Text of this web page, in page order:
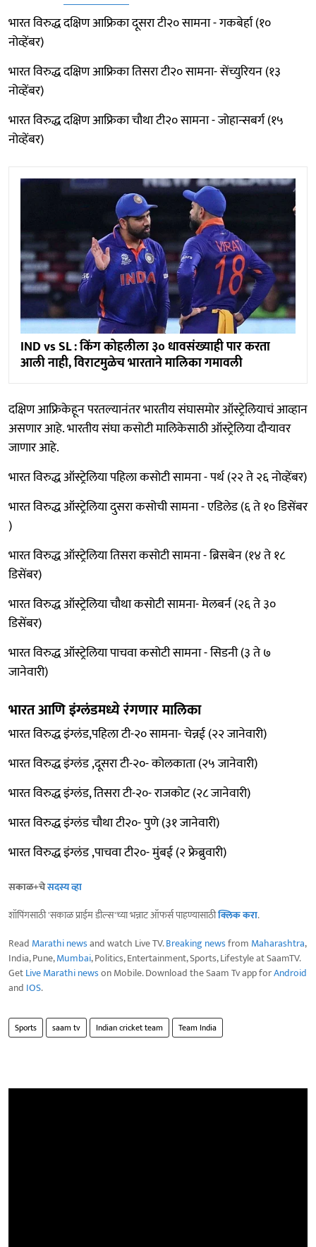
भारत विरुद्ध दक्षिण आफ्रिका दूसरा टी२० सामना - गकबेर्हा (१०
नोव्हेंबर)
भारत विरुद्ध दक्षिण आफ्रिका तिसरा टी२० सामना- सेंच्युरियन (१३
नोव्हेंबर)
भारत विरुद्ध दक्षिण आफ्रिका चौथा टी२० सामना - जोहान्सबर्ग (१५
नोव्हेंबर)
IND vs SL : किंग कोहलीला ३० धावसंख्याही पार करता
आली नाही, विराटमुळेच भारताने मालिका गमावली
दक्षिण आफ्रिकेहून परतल्यानंतर भारतीय संघासमोर ऑस्ट्रेलियाचं आव्हान
असणार आहे. भारतीय संघा कसोटी मालिकेसाठी ऑस्ट्रेलिया दौऱ्यावर
जाणार आहे.
भारत विरुद्ध ऑस्ट्रेलिया पहिला कसोटी सामना - पर्थ (२२ ते २६ नोव्हेंबर)
भारत विरुद्ध ऑस्ट्रेलिया दुसरा कसोची सामना - एडिलेड (६ ते १० डिसेंबर
)
भारत विरुद्ध ऑस्ट्रेलिया तिसरा कसोटी सामना - ब्रिसबेन (१४ ते १८
डिसेंबर)
भारत विरुद्ध ऑस्ट्रेलिया चौथा कसोटी सामना- मेलबर्न (२६ ते ३०
डिसेंबर)
भारत विरुद्ध ऑस्ट्रेलिया पाचवा कसोटी सामना - सिडनी (३ ते ७
जानेवारी)
भारत आणि इंग्लंडमध्ये रंगणार मालिका
भारत विरुद्ध इंग्लंड,पहिला टी-२० सामना- चेन्नई (२२ जानेवारी)
भारत विरुद्ध इंग्लंड ,दूसरा टी-२०- कोलकाता (२५ जानेवारी)
भारत विरुद्ध इंग्लंड, तिसरा टी-२०- राजकोट (२८ जानेवारी)
भारत विरुद्ध इंग्लंड चौथा टी२०- पुणे (३१ जानेवारी)
भारत विरुद्ध इंग्लंड ,पाचवा टी२०- मुंबई (२ फ्रेब्रुवारी)
सकाळ+चेसदस्य व्हा
शॉपिंगसाठी 'सकाळ प्राईम डील्स'च्या भन्नाट ऑफर्स पाहण्यासाठीक्लिक करा.
Read Marathi newsand watch Live TV.Breaking newsfrom Maharashtra,
India, Pune,Mumbai, Politics, Entertainment, Sports, Lifestyle at SaamTV.
GetLive Marathi newson Mobile. Download the Saam Tv app forAndroid
and IOS.
Sports saam tv Indian cricket team Team India